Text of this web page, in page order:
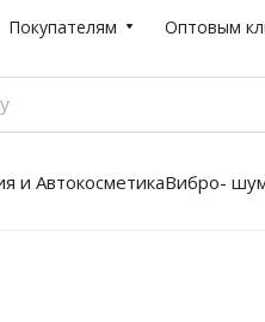
Покупателям Оптовым
и АвтокосметикаВибро-